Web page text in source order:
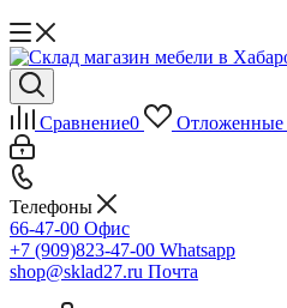
Сравнение0 Отложенные
Телефоны
66-47-00 Офис
+7 (909)823-47-00 Whatsapp
shop@sklad27.ru Почта